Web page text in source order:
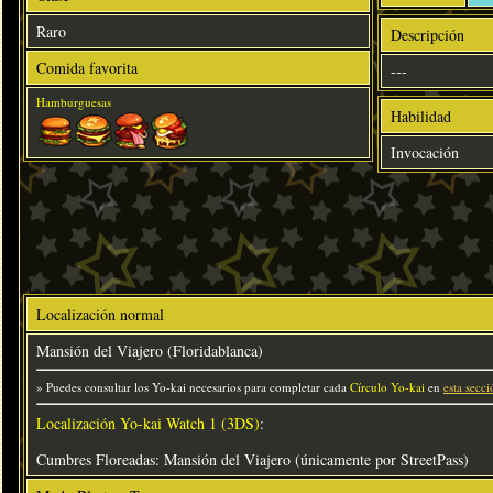
Raro
Comida favorita
Hamburguesas
Descripción
---
Habilidad
Invocación
Localización normal
Mansión del Viajero (Floridablanca)
» Puedes consultar los Yo-kai necesarios para completar cada Círculo Yo-kai en esta
Localización Yo-kai Watch 1 (3DS):
Cumbres Floreadas: Mansión del Viajero (únicamente por StreetPass)